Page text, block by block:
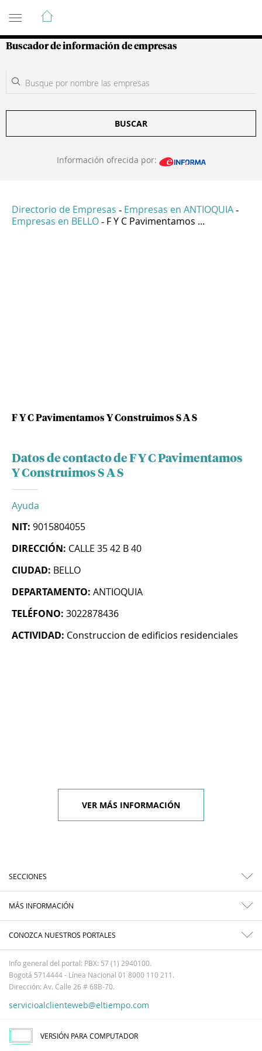
Guía de Empresas Colombianas
Buscador de información de empresas
BUSCAR
Información ofrecida por:
Directorio de Empresas - Empresas en ANTIOQUIA -
Empresas en BELLO - F Y C Pavimentamos ...
F Y C Pavimentamos Y Construimos S A S
Datos de contacto de F Y C Pavimentamos
Y Construimos S A S
Ayuda
NIT: 9015804055
DIRECCIÓN: CALLE 35 42 B 40
CIUDAD: BELLO
DEPARTAMENTO: ANTIOQUIA
TELÉFONO: 3022878436
ACTIVIDAD: Construccion de edificios residenciales
VER MÁS INFORMACIÓN
SECCIONES
MÁS INFORMACIÓN
CONOZCA NUESTROS PORTALES
Info general del portal: PBX: 57 (1) 2940100.
Bogotá 5714444 - Línea Nacional 01 8000 110 211.
Dirección: Av. Calle 26 # 68B-70.
servicioalclienteweb@eltiempo.com
VERSIÓN PARA COMPUTADOR